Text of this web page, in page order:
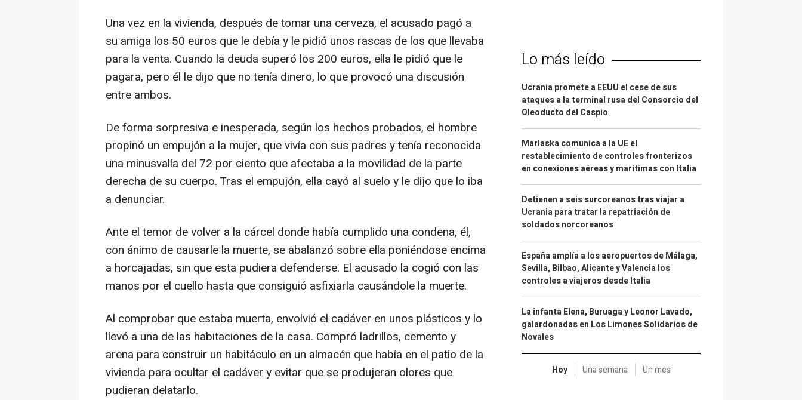
Una vez en la vivienda, después de tomar una cerveza, el acusado pagó a
su amiga los 50 euros que le debía y le pidió unos rascas de los que llevaba
para la venta. Cuando la deuda superó los 200 euros, ella le pidió que le
pagara, pero él le dijo que no tenía dinero, lo que provocó una discusión
entre ambos.
De forma sorpresiva e inesperada, según los hechos probados, el hombre
propinó un empujón a la mujer, que vivía con sus padres y tenía reconocida
una minusvalía del 72 por ciento que afectaba a la movilidad de la parte
derecha de su cuerpo. Tras el empujón, ella cayó al suelo y le dijo que lo iba
a denunciar.
Ante el temor de volver a la cárcel donde había cumplido una condena, él,
con ánimo de causarle la muerte, se abalanzó sobre ella poniéndose encima
a horcajadas, sin que esta pudiera defenderse. El acusado la cogió con las
manos por el cuello hasta que consiguió asfixiarla causándole la muerte.
Al comprobar que estaba muerta, envolvió el cadáver en unos plásticos y lo
llevó a una de las habitaciones de la casa. Compró ladrillos, cemento y
arena para construir un habitáculo en un almacén que había en el patio de la
vivienda para ocultar el cadáver y evitar que se produjeran olores que
pudieran delatarlo.
Lo más leído
Ucrania promete a EEUU el cese de sus
ataques a la terminal rusa del Consorcio del
Oleoducto del Caspio
Marlaska comunica a la UE el
restablecimiento de controles fronterizos
en conexiones aéreas y marítimas con Italia
Detienen a seis surcoreanos tras viajar a
Ucrania para tratar la repatriación de
soldados norcoreanos
España amplía a los aeropuertos de Málaga,
Sevilla, Bilbao, Alicante y Valencia los
controles a viajeros desde Italia
La infanta Elena, Buruaga y Leonor Lavado,
galardonadas en Los Limones Solidarios de
Novales
Hoy Una semana Un mes